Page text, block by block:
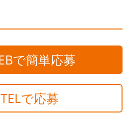
で簡単応募
で応募